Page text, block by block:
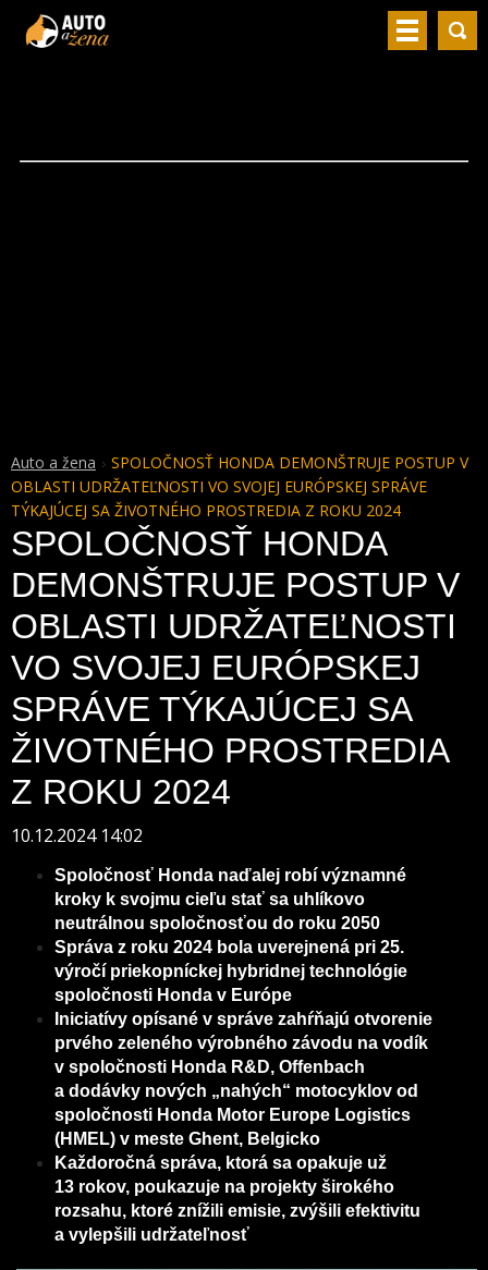
Auto a žena
SPOLOČNOSŤ HONDA DEMONŠTRUJE POSTUP V
OBLASTI UDRŽATEĽNOSTI VO SVOJEJ EURÓPSKEJ SPRÁVE
TÝKAJÚCEJ SA ŽIVOTNÉHO PROSTREDIA Z ROKU 2024
SPOLOČNOSŤ HONDA
DEMONŠTRUJE POSTUP V
OBLASTI UDRŽATEĽNOSTI
VO SVOJEJ EURÓPSKEJ
SPRÁVE TÝKAJÚCEJ SA
ŽIVOTNÉHO PROSTREDIA
Z ROKU 2024
10.12.2024 14:02
Spoločnosť Honda naďalej robí významné
kroky k svojmu cieľu stať sa uhlíkovo
neutrálnou spoločnosťou do roku 2050
Správa z roku 2024 bola uverejnená pri 25.
výročí priekopníckej hybridnej technológie
spoločnosti Honda v Európe
Iniciatívy opísané v správe zahŕňajú otvorenie
prvého zeleného výrobného závodu na vodík
v spoločnosti Honda R&D, Offenbach
a dodávky nových „nahých“ motocyklov od
spoločnosti Honda Motor Europe Logistics
(HMEL) v meste Ghent, Belgicko
Každoročná správa, ktorá sa opakuje už
13 rokov, poukazuje na projekty širokého
rozsahu, ktoré znížili emisie, zvýšili efektivitu
a vylepšili udržateľnosť